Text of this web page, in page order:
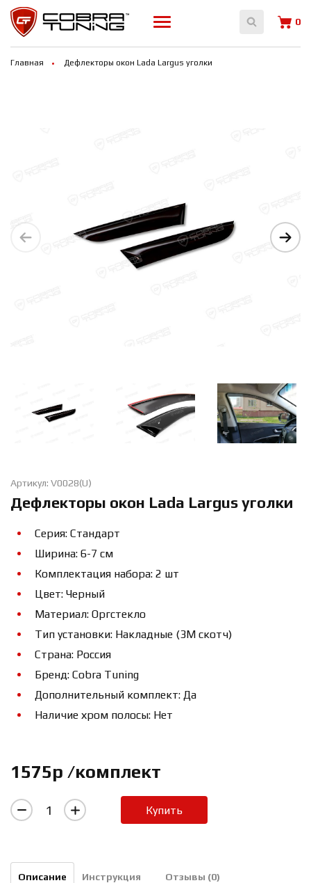
0
Главная Дефлекторы окон Lada Largus уголки
Артикул: V0028(U)
Дефлекторы окон Lada Largus уголки
Серия: Стандарт
Ширина: 6-7 см
Комплектация набора: 2 шт
Цвет: Черный
Материал: Оргстекло
Тип установки: Накладные (3М скотч)
Страна: Россия
Бренд: Cobra Tuning
Дополнительный комплект: Да
Наличие хром полосы: Нет
1575р /комплект
Купить
Описание
Инструкция
Отзывы (0)